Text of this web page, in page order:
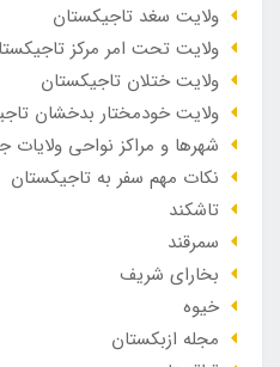
ولایت سغد تاجیکستان
ولایت تحت امر مرکز
ولایت ختلان تاجیکستان
ولایت خودمختار بدخشان
شهرها و مراکز نواحی
نکات مهم سفر به تاجیکستان
تاشکند
سمرقند
بخارای شریف
خیوه
مجله ازبکستان